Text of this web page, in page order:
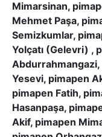
Mimarsinan,
Mehmet Paşa,
Semizkumlar,
Yolçatı (Gelevri) ,
Yesevi, pimapen
pimapen Fatih,
Hasanpaşa,
Akif, pimapen